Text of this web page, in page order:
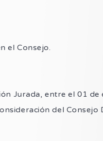
el Consejo.
Jurada, entre el 01
del Consejo